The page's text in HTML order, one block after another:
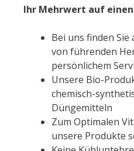
Ihr Mehrwert auf
Bei uns finden
von führenden
persönlichem
Unsere Bio-
chemisch-
Düngemitteln
Zum Optimalen
unsere Produkte